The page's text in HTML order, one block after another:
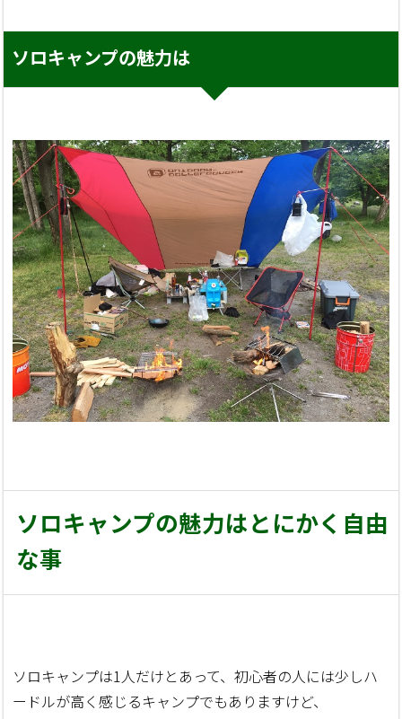
ソロキャンプの魅力は
ソロキャンプの魅力はとにかく自由
な事
ソロキャンプは1人だけとあって、初心者の人には少しハ
ードルが高く感じるキャンプでもありますけど、